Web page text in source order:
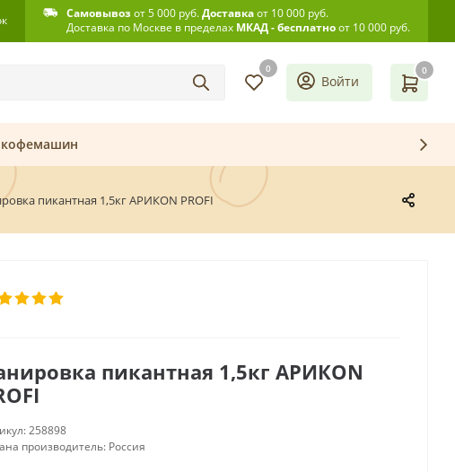
Самовывозот 5 000 руб.Доставкаот 10 000 руб.
Доставка по Москве в пределах МКАД - бесплатноот 10 000 руб.
0 0
Войти
кофемашин
пикантная 1,5кг АРИКON PROFI
пикантная 1,5кг АРИКON
258898
производитель: Россия